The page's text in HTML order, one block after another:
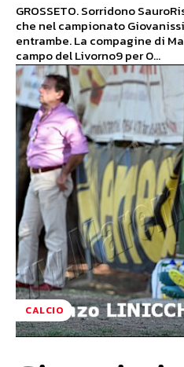
GROSSETO. Sorridono
che nel campionato
entrambe. La compagine di
campo del Livorno9 per 0...
CALCIO